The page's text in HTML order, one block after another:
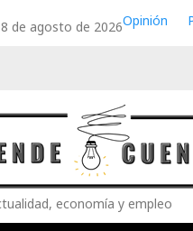
de agosto de 2026Opinión
economía y empleo